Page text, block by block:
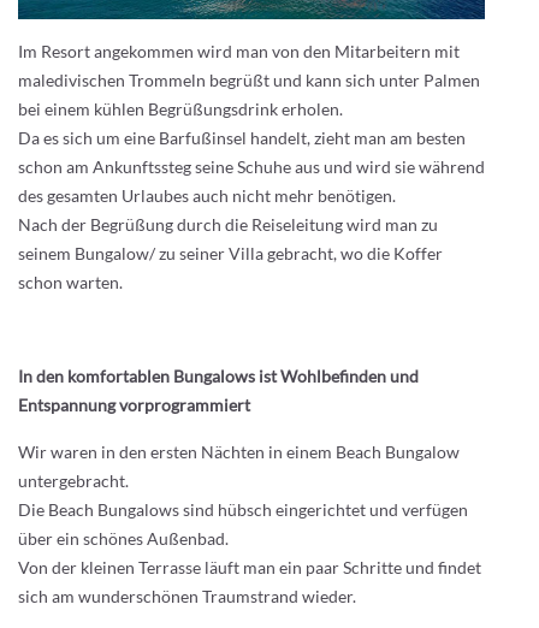
Im Resort angekommen wird man von den Mitarbeitern mit
maledivischen Trommeln begrüßt und kann sich unter Palmen
bei einem kühlen Begrüßungsdrink erholen.
Da es sich um eine Barfußinsel handelt, zieht man am besten
schon am Ankunftssteg seine Schuhe aus und wird sie während
des gesamten Urlaubes auch nicht mehr benötigen.
Nach der Begrüßung durch die Reiseleitung wird man zu
seinem Bungalow/ zu seiner Villa gebracht, wo die Koffer
schon warten.
In den komfortablen Bungalows ist Wohlbefinden und
Entspannung vorprogrammiert
Wir waren in den ersten Nächten in einem Beach Bungalow
untergebracht.
Die Beach Bungalows sind hübsch eingerichtet und verfügen
über ein schönes Außenbad.
Von der kleinen Terrasse läuft man ein paar Schritte und findet
sich am wunderschönen Traumstrand wieder.